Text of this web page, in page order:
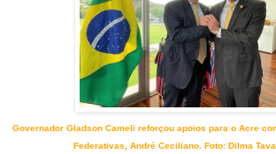
Governador Gladson Cameli reforçou apoios para o Acre
Federativas, André Ceciliano. Foto: Dilma